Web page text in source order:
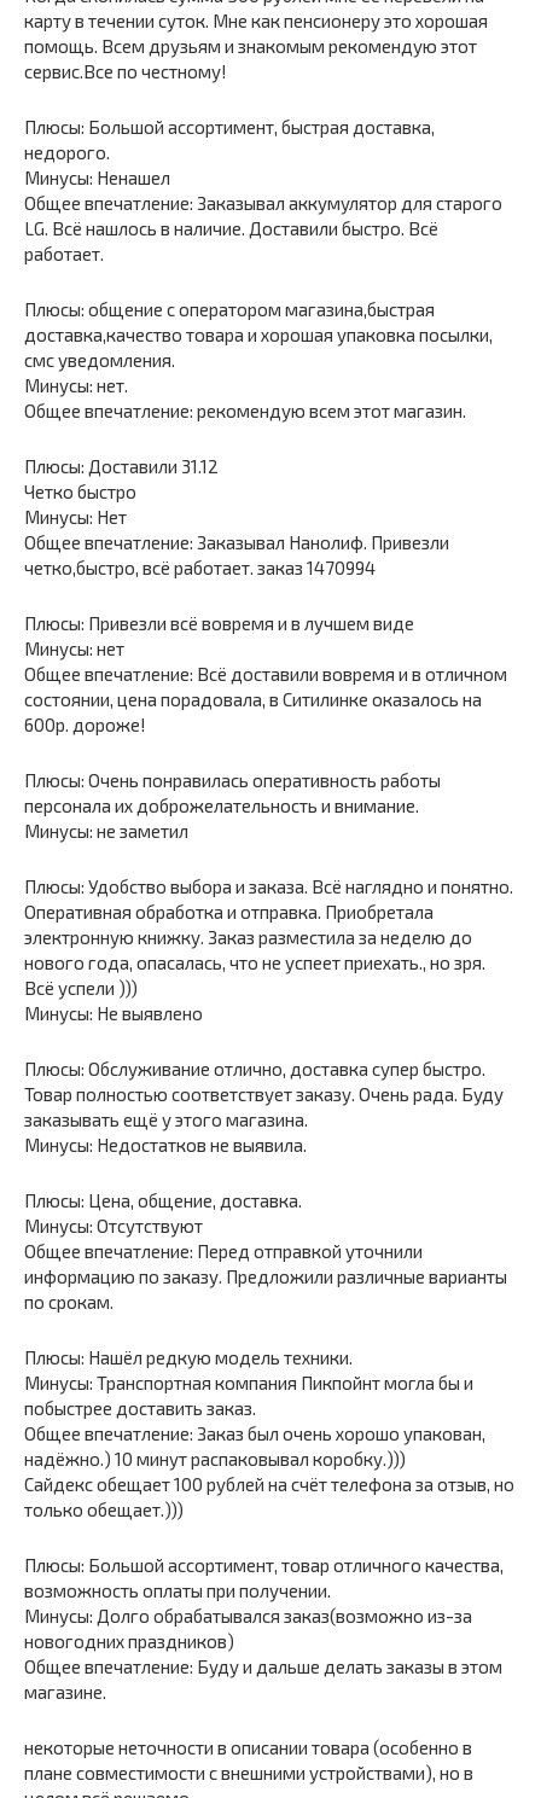
карту в течении суток. Мне как пенсионеру это хорошая
помощь. Всем друзьям и знакомым рекомендую этот
сервис.Все по честному!
Плюсы: Большой ассортимент, быстрая доставка,
недорого.
Минусы: Ненашел
Общее впечатление: Заказывал аккумулятор для старого
LG. Всё нашлось в наличие. Доставили быстро. Всё
работает.
Плюсы: общение с оператором магазина,быстрая
доставка,качество товара и хорошая упаковка посылки,
смс уведомления.
Минусы: нет.
Общее впечатление: рекомендую всем этот магазин.
Плюсы: Доставили 31.12
Четко быстро
Минусы: Нет
Общее впечатление: Заказывал Нанолиф. Привезли
четко,быстро, всё работает. заказ 1470994
Плюсы: Привезли всё вовремя и в лучшем виде
Минусы: нет
Общее впечатление: Всё доставили вовремя и в отличном
состоянии, цена порадовала, в Ситилинке оказалось на
600р. дороже!
Плюсы: Очень понравилась оперативность работы
персонала их доброжелательность и внимание.
Минусы: не заметил
Плюсы: Удобство выбора и заказа. Всё наглядно и понятно.
Оперативная обработка и отправка. Приобретала
электронную книжку. Заказ разместила за неделю до
нового года, опасалась, что не успеет приехать., но зря.
Всё успели )))
Минусы: Не выявлено
Плюсы: Обслуживание отлично, доставка супер быстро.
Товар полностью соответствует заказу. Очень рада. Буду
заказывать ещё у этого магазина.
Минусы: Недостатков не выявила.
Плюсы: Цена, общение, доставка.
Минусы: Отсутствуют
Общее впечатление: Перед отправкой уточнили
информацию по заказу. Предложили различные варианты
по срокам.
Плюсы: Нашёл редкую модель техники.
Минусы: Транспортная компания Пикпойнт могла бы и
побыстрее доставить заказ.
Общее впечатление: Заказ был очень хорошо упакован,
надёжно.) 10 минут распаковывал коробку.)))
Сайдекс обещает 100 рублей на счёт телефона за отзыв, но
только обещает.)))
Плюсы: Большой ассортимент, товар отличного качества,
возможность оплаты при получении.
Минусы: Долго обрабатывался заказ(возможно из-за
новогодних праздников)
Общее впечатление: Буду и дальше делать заказы в этом
магазине.
некоторые неточности в описании товара (особенно в
плане совместимости с внешними устройствами), но в